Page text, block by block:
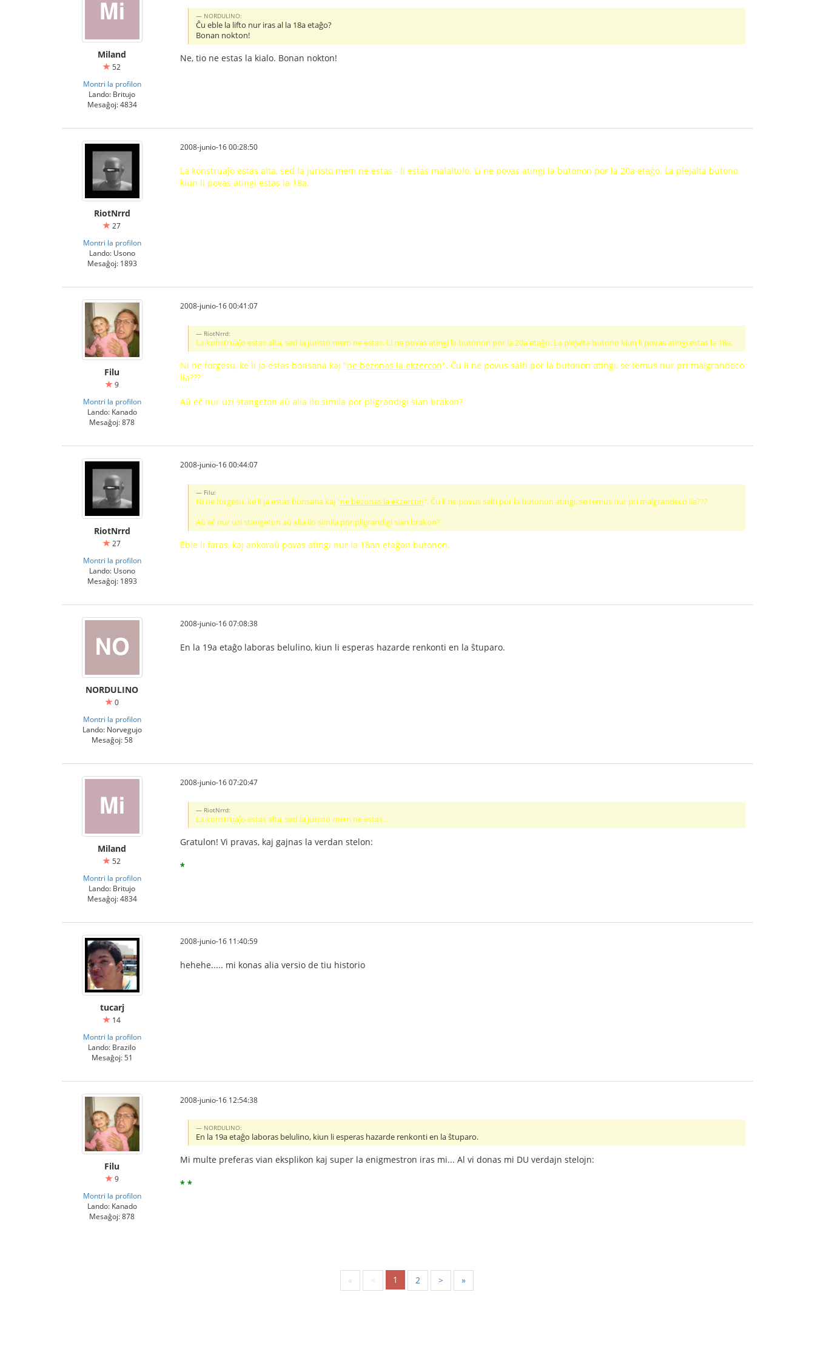
Miland
52
Montri la profilon
Lando: Britujo
Mesaĝoj: 4834
NORDULINO:
Ĉu eble la lifto nur iras al la 18a etaĝo?
Bonan nokton!
Ne, tio ne estas la kialo. Bonan nokton!
RiotNrrd
27
Montri la profilon
Lando: Usono
Mesaĝoj: 1893
2008-junio-16 00:28:50
La konstruaĵo estas alta, sed la juristo mem ne estas - li estas malaltulo. Li ne povas atingi la butonon por la 20a etaĝo. La plejalta butono
kiun li povas atingi estas la 18a.
Filu
9
Montri la profilon
Lando: Kanado
Mesaĝoj: 878
2008-junio-16 00:41:07
RiotNrrd:
La konstruaĵo estas alta, sed la juristo mem ne estas. Li ne povas atingi la butonon por la 20a etaĝo. La plejalta butono kiun li povas atingi estas la 18a.
Ni ne forgesu, ke li ja estas bonsana kaj "ne bezonas la ekzercon". Ĉu li ne povus salti por la butonon atingi, se temus nur pri malgrandeco
lia???
Aŭ eĉ nur uzi stangeton aŭ alia ilo simila por pligrandigi sian brakon?
RiotNrrd
27
Montri la profilon
Lando: Usono
Mesaĝoj: 1893
2008-junio-16 00:44:07
Filu:
Ni ne forgesu, ke li ja estas bonsana kaj "ne bezonas la ekzercon". Ĉu li ne povus salti por la butonon atingi, se temus nur pri malgrandeco lia???
Aŭ eĉ nur uzi stangeton aŭ alia ilo simila por pligrandigi sian brakon?
Eble li faras, kaj ankoraŭ povas atingi nur la 18an etaĝan butonon.
NORDULINO
0
Montri la profilon
Lando: Norvegujo
Mesaĝoj: 58
2008-junio-16 07:08:38
En la 19a etaĝo laboras belulino, kiun li esperas hazarde renkonti en la ŝtuparo.
Miland
52
Montri la profilon
Lando: Britujo
Mesaĝoj: 4834
2008-junio-16 07:20:47
RiotNrrd:
La konstruaĵo estas alta, sed la juristo mem ne estas ...
Gratulon! Vi pravas, kaj gajnas la verdan stelon:
*
tucarj
14
Montri la profilon
Lando: Brazilo
Mesaĝoj: 51
2008-junio-16 11:40:59
hehehe..... mi konas alia versio de tiu historio
Filu
9
Montri la profilon
Lando: Kanado
Mesaĝoj: 878
2008-junio-16 12:54:38
NORDULINO:
En la 19a etaĝo laboras belulino, kiun li esperas hazarde renkonti en la ŝtuparo.
Mi multe preferas vian eksplikon kaj super la enigmestron iras mi... Al vi donas mi DU verdajn stelojn:
* *
« < 1 2 > »